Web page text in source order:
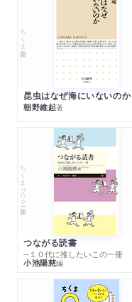
ちくま新書
昆虫はなぜ海にいないのか
朝野維起著
ちくまプリマー新書
つながる読書
─１０代に推したいこの一冊
小池陽慈編